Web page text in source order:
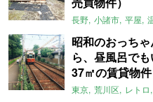
長野 小諸市 平屋
昭和のおっち
ら、昼風呂で
37㎡の賃貸物件
東京 荒川区 レトロ